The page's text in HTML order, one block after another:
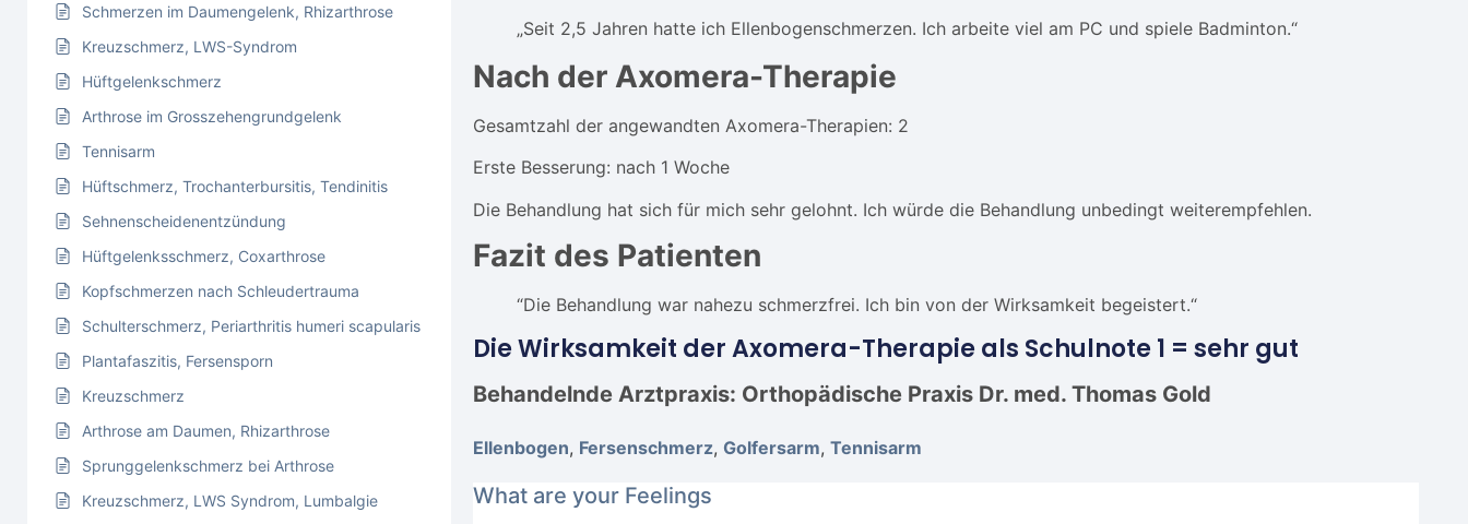
Schmerzen im Daumengelenk, Rhizarthrose
Kreuzschmerz, LWS-Syndrom
Hüftgelenkschmerz
Arthrose im Grosszehengrundgelenk
Tennisarm
Hüftschmerz, Trochanterbursitis, Tendinitis
Sehnenscheidenentzündung
Hüftgelenksschmerz, Coxarthrose
Kopfschmerzen nach Schleudertrauma
Schulterschmerz, Periarthritis humeri scapularis
Plantafaszitis, Fersensporn
Kreuzschmerz
Arthrose am Daumen, Rhizarthrose
Sprunggelenkschmerz bei Arthrose
Kreuzschmerz, LWS Syndrom, Lumbalgie
„Seit 2,5 Jahren hatte ich Ellenbogenschmerzen. Ich arbeite viel am PC und spiele Badminton.“
Nach der Axomera-Therapie
Gesamtzahl der angewandten Axomera-Therapien: 2
Erste Besserung: nach 1 Woche
Die Behandlung hat sich für mich sehr gelohnt. Ich würde die Behandlung unbedingt weiterempfehlen.
Fazit des Patienten
“Die Behandlung war nahezu schmerzfrei. Ich bin von der Wirksamkeit begeistert.“
Die Wirksamkeit der Axomera-Therapie als Schulnote 1 = sehr gut
Behandelnde Arztpraxis: Orthopädische Praxis Dr. med. Thomas Gold
Ellenbogen, Fersenschmerz, Golfersarm,Tennisarm
What are your Feelings